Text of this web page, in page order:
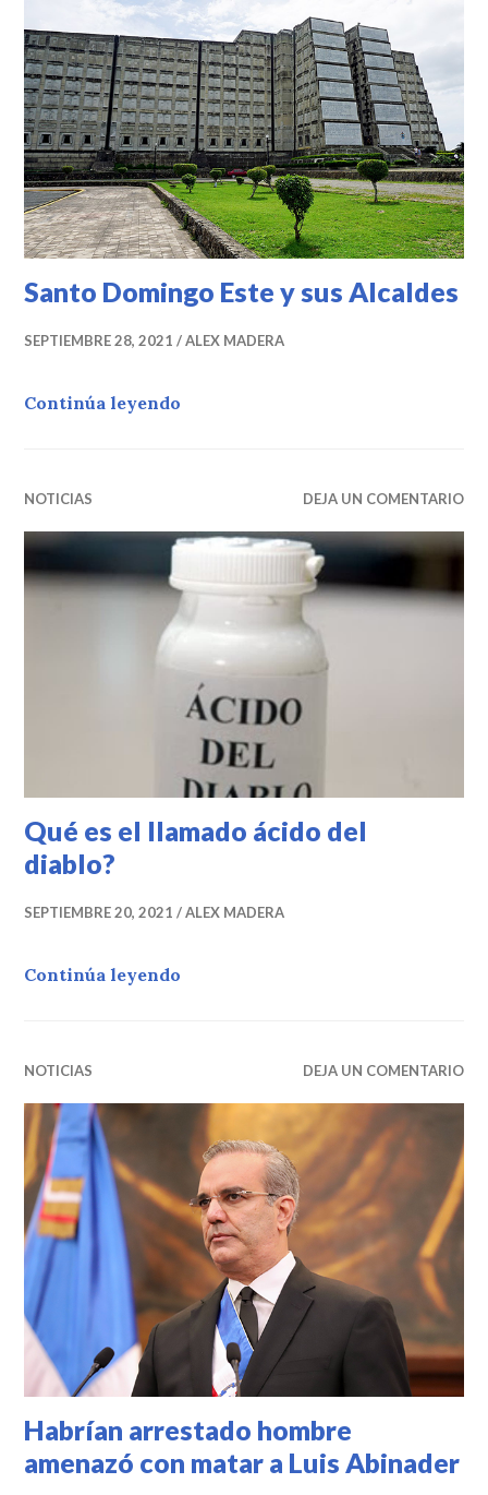
Santo Domingo Este y sus Alcaldes
SEPTIEMBRE 28, 2021 ALEX MADERA
Continúa leyendo
NOTICIAS DEJA UN COMENTARIO
Qué es el llamado ácido del
diablo?
SEPTIEMBRE 20, 2021 ALEX MADERA
Continúa leyendo
NOTICIAS DEJA UN COMENTARIO
Habrían arrestado hombre
amenazó con matar a Luis Abinader